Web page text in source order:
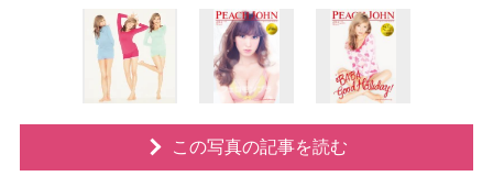
この写真の記事を読む